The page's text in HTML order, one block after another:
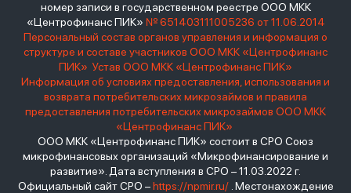
номер записи в государственном реестре ООО МКК
«Центрофинанс ПИК» № 651403111005236 от 11.06.2014
Персональный состав органов управления и информация о
структуре и составе участников ООО МКК «Центрофинанс
ПИК» Устав ООО МКК «Центрофинанс ПИК»
Информация об условиях предоставления, использования и
возврата потребительских микрозаймов и правила
предоставления потребительских микрозаймов ООО МКК
«Центрофинанс ПИК»
ООО МКК «Центрофинанс ПИК» состоит в СРО Союз
микрофинансовых организаций «Микрофинансирование и
развитие». Дата вступления в СРО – 11.03.2022 г.
Официальный сайт СРО –https://npmir.ru/. Местонахождение